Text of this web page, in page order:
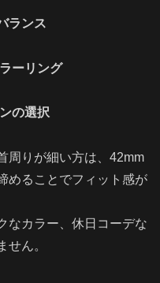
ランス
ーリング
の選択
周りが細い方は、42mm
めることでフィット感が
なカラー、休日コーデな
せん。